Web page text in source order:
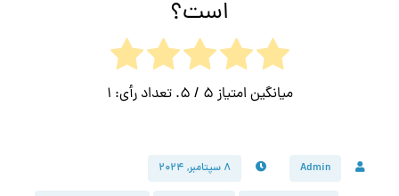
است؟
میانگین امتیاز 5 / 5. تعداد رأی: 1
Admin ۸ سپتامبر, ۲۰۲۴